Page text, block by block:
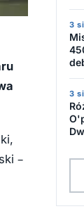
–
3
3